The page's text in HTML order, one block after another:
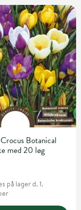
Botanical
med 20 løg
på lager d. 1.